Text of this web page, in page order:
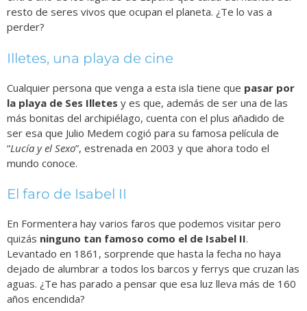
resto de seres vivos que ocupan el planeta. ¿Te lo vas a
perder?
Illetes, una playa de cine
Cualquier persona que venga a esta isla tiene que pasar por
la playa de Ses Illetes y es que, además de ser una de las
más bonitas del archipiélago, cuenta con el plus añadido de
ser esa que Julio Medem cogió para su famosa película de
“Lucía y el Sexo”, estrenada en 2003 y que ahora todo el
mundo conoce.
El faro de Isabel II
En Formentera hay varios faros que podemos visitar pero
quizás ninguno tan famoso como el de Isabel II.
Levantado en 1861, sorprende que hasta la fecha no haya
dejado de alumbrar a todos los barcos y ferrys que cruzan las
aguas. ¿Te has parado a pensar que esa luz lleva más de 160
años encendida?